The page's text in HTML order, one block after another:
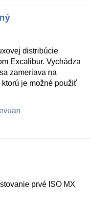
distribúcie
Excalibur. Vychádza
zameriava na
je možné použiť
prvé ISO MX